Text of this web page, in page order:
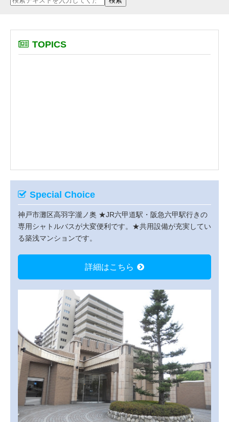
TOPICS
Special Choice
神戸市灘区高羽字瀧ノ奥 ★JR六甲道駅・阪急六甲駅行きの
専用シャトルバスが大変便利です。★共用設備が充実してい
る築浅マンションです。
詳細はこちら